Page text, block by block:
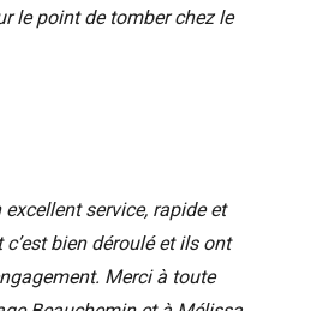
le point de tomber chez le
service, rapide et
bien déroulé et ils ont
Merci à toute